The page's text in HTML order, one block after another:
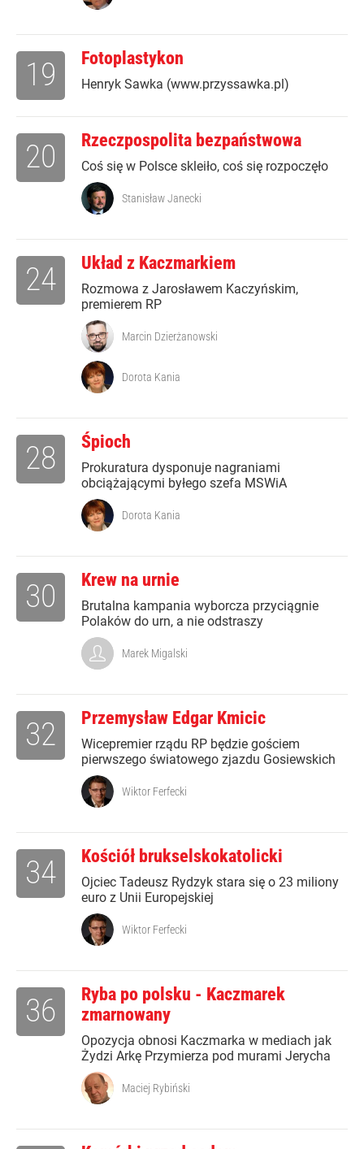
Fotoplastykon
Henryk Sawka (www.przyssawka.pl)
19
Rzeczpospolita bezpaństwowa
Coś się w Polsce skleiło, coś się rozpoczęło
20
Stanisław Janecki
Układ z Kaczmarkiem
Rozmowa z Jarosławem Kaczyńskim,
premierem RP
24
Marcin Dzierżanowski
Dorota Kania
Śpioch
Prokuratura dysponuje nagraniami
obciążającymi byłego szefa MSWiA
28
Dorota Kania
Krew na urnie
Brutalna kampania wyborcza przyciągnie
Polaków do urn, a nie odstraszy
30
Marek Migalski
Przemysław Edgar Kmicic
Wicepremier rządu RP będzie gościem
pierwszego światowego zjazdu Gosiewskich
32
Wiktor Ferfecki
Kościół brukselskokatolicki
Ojciec Tadeusz Rydzyk stara się o 23 miliony
euro z Unii Europejskiej
34
Wiktor Ferfecki
Ryba po polsku - Kaczmarek
zmarnowany
Opozycja obnosi Kaczmarka w mediach jak
Żydzi Arkę Przymierza pod murami Jerycha
36
Maciej Rybiński